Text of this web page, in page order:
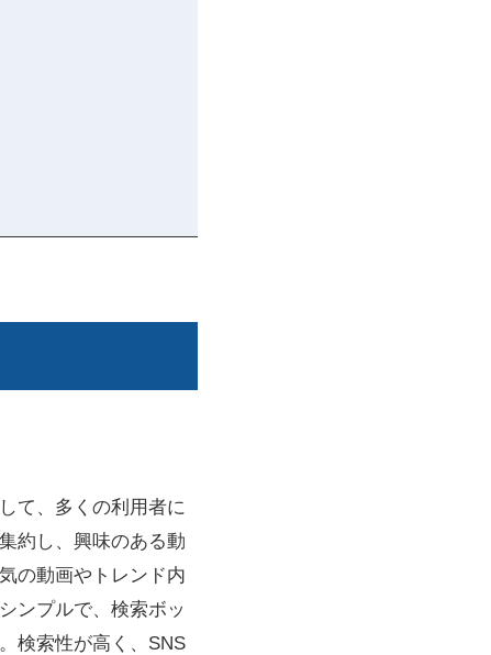
て、多くの利用者に
約し、興味のある動
の動画やトレンド内
ンプルで、検索ボッ
検索性が高く、SNS